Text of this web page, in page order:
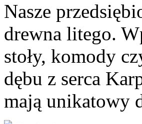
Nasze
drewna litego.
stoły, komody
dębu z serca
mają unikatowy